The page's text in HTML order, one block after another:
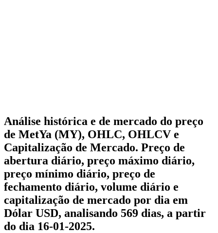
Análise histórica e de mercado do preço
de MetYa (MY), OHLC, OHLCV e
Capitalização de Mercado. Preço de
abertura diário, preço máximo diário,
preço mínimo diário, preço de
fechamento diário, volume diário e
capitalização de mercado por dia em
Dólar USD, analisando 569 dias, a partir
do dia 16-01-2025.